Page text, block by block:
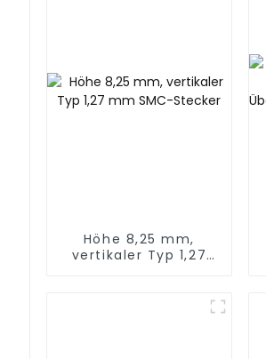
Höhe 8,25 mm,
vertikaler Typ 1,27